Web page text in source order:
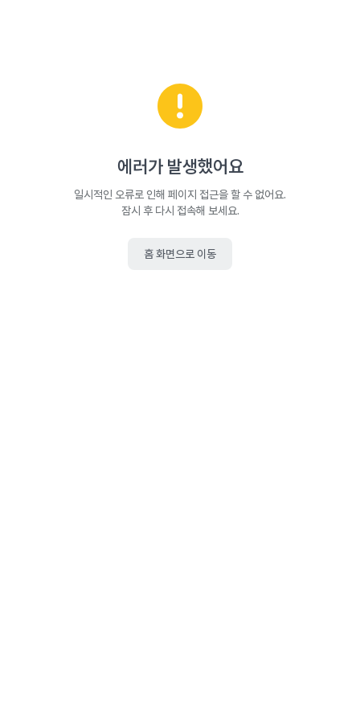
에러가 발생했어요
일시적인 오류로 인해 페이지 접근을 할 수 없어요.
잠시 후 다시 접속해 보세요.
홈 화면으로 이동